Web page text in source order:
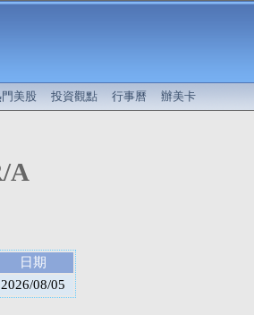
美股 投資觀點 行事曆 辦美卡
A
日期
2026/08/05